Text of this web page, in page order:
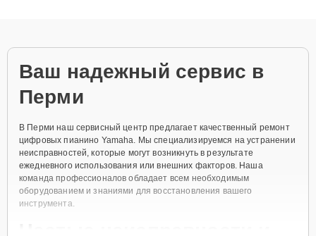
Ваш надежный сервис в
Перми
В Перми наш сервисный центр предлагает качественный ремонт
цифровых пианино Yamaha. Мы специализируемся на устранении
неисправностей, которые могут возникнуть в результате
ежедневного использования или внешних факторов. Наша
команда профессионалов обладает всем необходимым
оборудованием и знаниями для восстановления вашего
инструмента.